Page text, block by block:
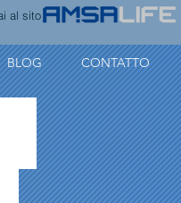
BLOG CONTATTO
al sito